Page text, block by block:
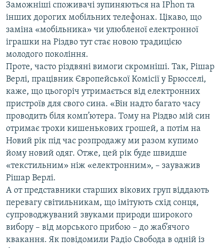
Заможніші споживачі зупиняються на IPhon та
інших дорогих мобільних телефонах. Цікаво, що
заміна «мобільника» чи улюбленої електронної
іграшки на Різдво тут стає новою традицією
молодого покоління.
Проте, часто різдвяні вимоги скромніші. Так, Рішар
Верлі, працівник Європейської Комісії у Брюсселі,
каже, що цьогоріч утримається від електронних
пристроїв для свого сина. «Він надто багато часу
проводить біля комп’ютера. Тому на Різдво мій син
отримає трохи кишенькових грошей, а потім на
Новий рік під час розпродажу ми разом купимо
йому новий одяг. Отже, цей рік буде швидше
«текстильним» ніж «електронним», – зауважив
Рішар Верлі.
А от представники старших вікових груп віддають
перевагу світильникам, що імітують схід сонця,
супроводжуваний звуками природи широкого
вибору – від морського прибою – до жаб’ячого
квакання. Як повідомили Радіо Свобода в одній із